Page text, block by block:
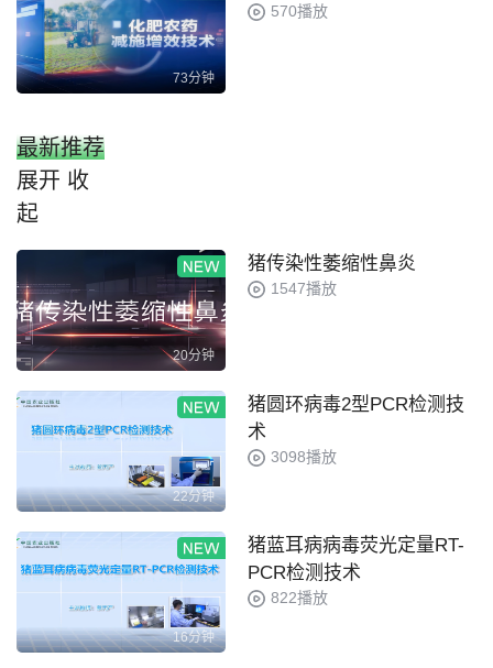
73分钟
570播放
最新推荐
展开 收
起
20分钟
猪传染性萎缩性鼻炎
1547播放
22分钟
猪圆环病毒2型PCR检测技
术
3098播放
16分钟
猪蓝耳病病毒荧光定量RT-
PCR检测技术
822播放